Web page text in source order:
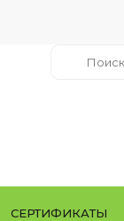
СЕРТИФИКАТЫ